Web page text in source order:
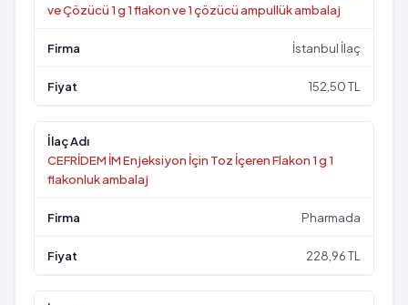
ve Çözücü 1 g 1 flakon ve 1 çözücü ampullük ambalaj
İstanbul İlaç
152,50 TL
CEFRİDEM İM Enjeksiyon İçin Toz İçeren Flakon 1 g 1
flakonluk ambalaj
Pharmada
228,96 TL